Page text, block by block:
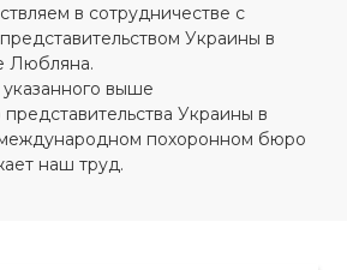
в сотрудничестве с
Украины в
Любляна.
выше
Украины в
похоронном бюро
наш труд.